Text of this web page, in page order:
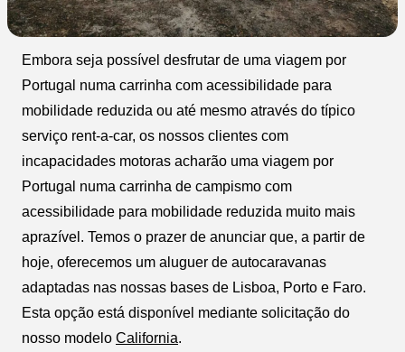
Embora seja possível desfrutar de uma viagem por
Portugal numa carrinha com acessibilidade para
mobilidade reduzida ou até mesmo através do típico
serviço rent-a-car, os nossos clientes com
incapacidades motoras acharão uma viagem por
Portugal numa carrinha de campismo com
acessibilidade para mobilidade reduzida muito mais
aprazível. Temos o prazer de anunciar que, a partir de
hoje, oferecemos um aluguer de autocaravanas
adaptadas nas nossas bases de Lisboa, Porto e Faro.
Esta opção está disponível mediante solicitação do
nosso modelo California.